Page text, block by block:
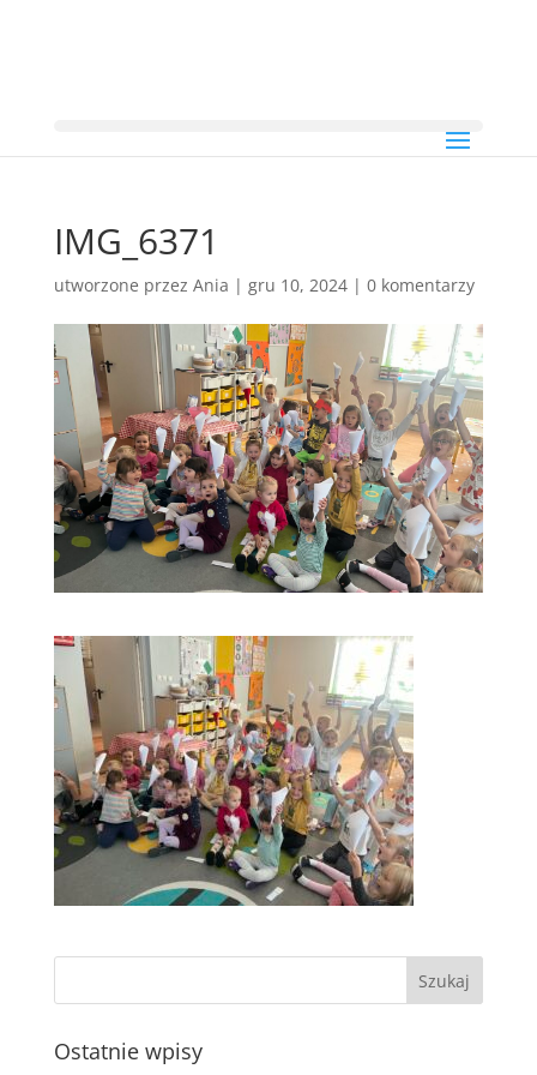
IMG_6371
utworzone przez Ania | gru 10, 2024| 0 komentarzy
Ostatnie wpisy